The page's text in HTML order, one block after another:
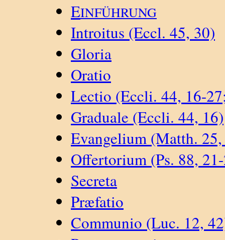
EINFÜHRUNG
Introitus (Eccl. 45, 30)
Gloria
Oratio
Lectio (Eccli. 44, 16-
Graduale (Eccli. 44, 16)
Evangelium (Matth.
Offertorium (Ps. 88,
Secreta
Præfatio
Communio (Luc. 12,